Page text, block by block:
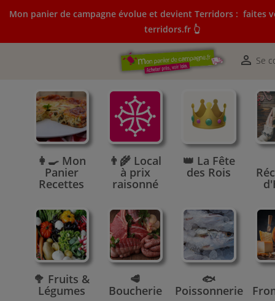
Mon panier de campagne évolue et devient Terridors : faites
terridors.fr 👆
 Se
Mon panier de campagne évolue et devient Terridors:
courses sur terridors.fr 👆
👩‍🍳 Mon
Panier
Recettes
👨‍🌾 Local
à prix
raisonné
👑 La Fête
des Rois
🥦 Fruits &
Légumes
🥩
Boucherie
🐟
Poissonnerie